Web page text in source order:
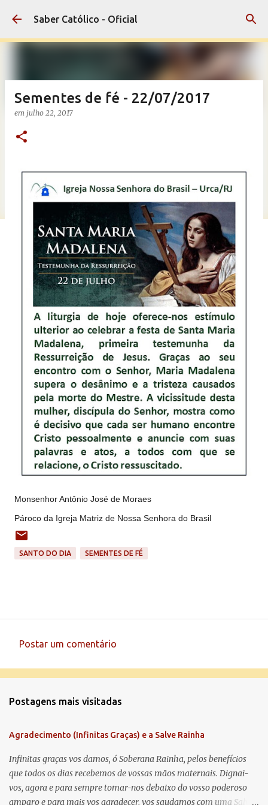
Pular para o conteúdo principal
Saber Católico - Oficial
Sementes de fé - 22/07/2017
em julho 22, 2017
Monsenhor Antônio José de Moraes
Pároco da Igreja Matriz de Nossa Senhora do Brasil
SANTO DO DIA SEMENTES DE FÉ
e
t
á
r
i
Postar um comentário
Postagens mais visitadas
Agradecimento (Infinitas Graças) e a Salve Rainha
Infinitas graças vos damos, ó Soberana Rainha, pelos benefícios
que todos os dias recebemos de vossas mãos maternais. Dignai-
vos, agora e para sempre tomar-nos debaixo do vosso poderoso
amparo e para mais vos agradecer, vos saudamos com uma Salve